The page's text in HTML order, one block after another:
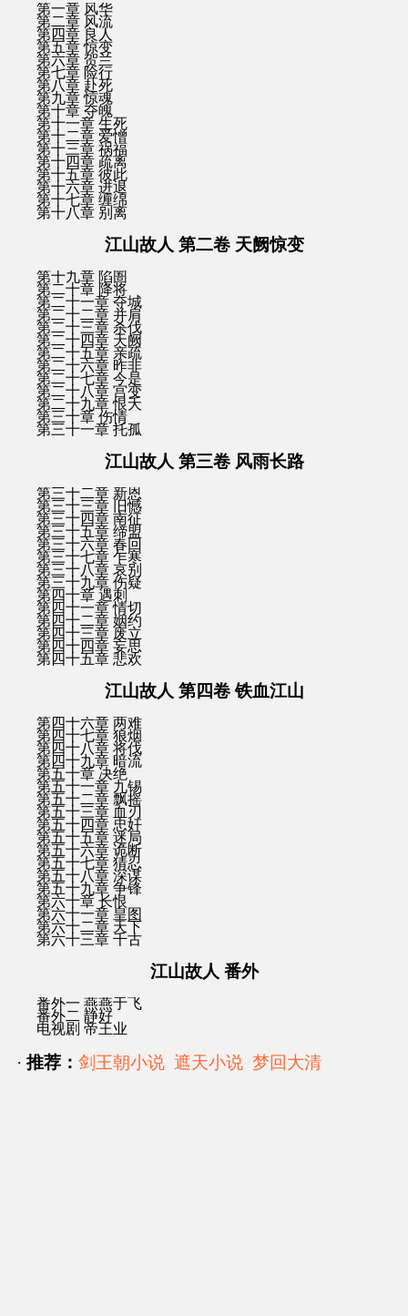
第一章 风华
第二章 风流
第四章 良人
第五章 惊变
第六章 贺兰
第七章 险行
第八章 赴死
第九章 惊魂
第十章 夺魄
第十一章 生死
第十二章 爱憎
第十三章 祸福
第十四章 疏离
第十五章 彼此
第十六章 进退
第十七章 缠绵
第十八章 别离
江山故人 第二卷 天阙惊变
第十九章 陷圄
第二十章 降将
第二十一章 夺城
第二十二章 并肩
第二十三章 杀伐
第二十四章 天阙
第二十五章 亲疏
第二十六章 昨非
第二十七章 今是
第二十八章 宫变
第二十九章 恨夭
第三十章 伤情
第三十一章 托孤
江山故人 第三卷 风雨长路
第三十二章 新恩
第三十三章 旧憾
第三十四章 南征
第三十五章 缔盟
第三十六章 春回
第三十七章 乍寒
第三十八章 哀别
第三十九章 伤疑
第四十章 遇刺
第四十一章 情切
第四十二章 姻约
第四十三章 废立
第四十四章 妄思
第四十五章 悲欢
江山故人 第四卷 铁血江山
第四十六章 两难
第四十七章 狼烟
第四十八章 将伐
第四十九章 暗流
第五十章 决绝
第五十一章 九锡
第五十二章 飘摇
第五十三章 血刃
第五十四章 忠奸
第五十五章 迷局
第五十六章 诡断
第五十七章 猜忍
第五十八章 深谋
第五十九章 争锋
第六十章 长恨
第六十一章 皇图
第六十二章 天下
第六十三章 千古
江山故人 番外
番外一 燕燕于飞
番外二 静好
电视剧 帝王业
· 推荐： 剑王朝小说 遮天小说 梦回大清